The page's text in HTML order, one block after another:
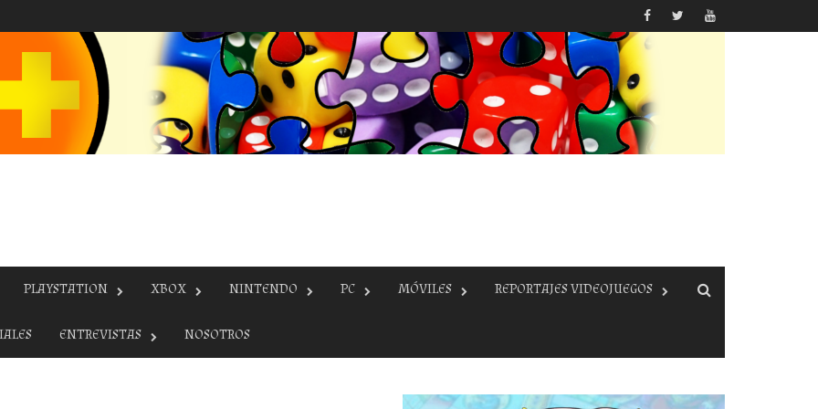
PLAYSTATION XBOX NINTENDO PC MÓVILES REPORTAJES VIDEOJUEGOS
ENTREVISTAS NOSOTROS